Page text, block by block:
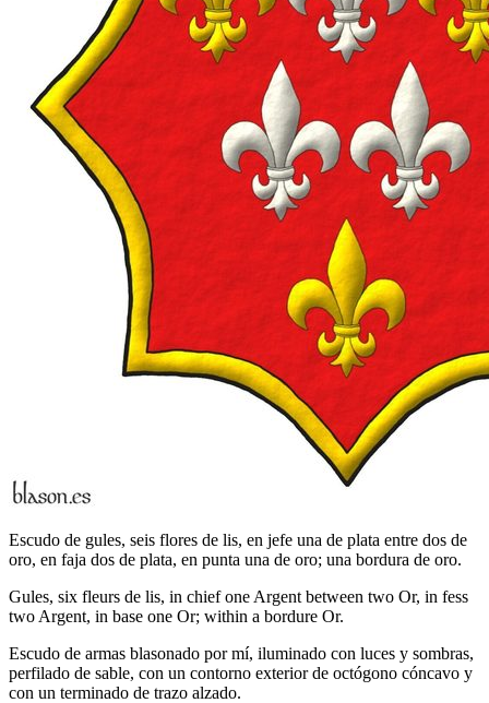
Escudo de gules, seis flores de lis, en jefe una de plata entre dos de
oro, en faja dos de plata, en punta una de oro; una bordura de oro.
Gules, six fleurs de lis, in chief one Argent between two Or, in fess
two Argent, in base one Or; within a bordure Or.
Escudo de armas blasonado por mí, iluminado con luces y sombras,
perfilado de sable, con un contorno exterior de octógono cóncavo y
con un terminado de trazo alzado.